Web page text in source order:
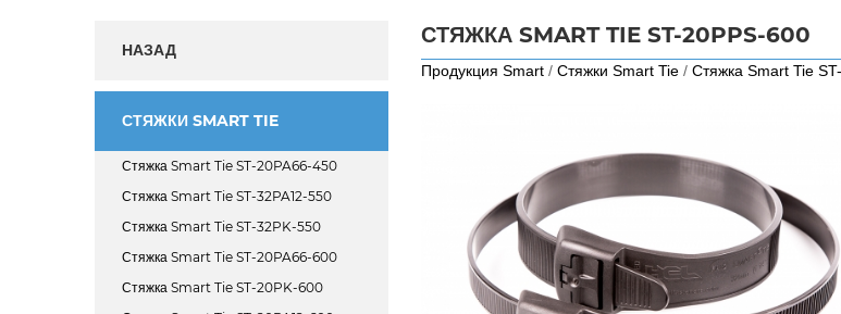
НАЗАД
СТЯЖКИ SMART TIE
Стяжка Smart Tie ST-20PA66-450
Стяжка Smart Tie ST-32PA12-550
Стяжка Smart Tie ST-32PK-550
Стяжка Smart Tie ST-20PA66-600
Стяжка Smart Tie ST-20PK-600
СТЯЖКА SMART TIE ST-20PPS-600
Продукция Smart / Стяжки Smart Tie / Стяжка Smart Tie